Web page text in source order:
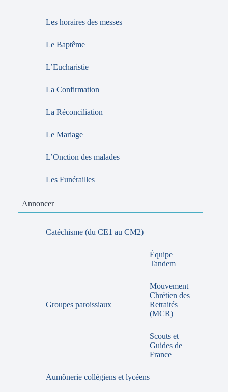
Les horaires des messes
Le Baptême
L’Eucharistie
La Confirmation
La Réconciliation
Le Mariage
L’Onction des malades
Les Funérailles
Annoncer
Catéchisme (du CE1 au CM2)
Groupes paroissiaux
Équipe
Tandem
Mouvement
Chrétien des
Retraités
(MCR)
Scouts et
Guides de
France
Aumônerie collégiens et lycéens